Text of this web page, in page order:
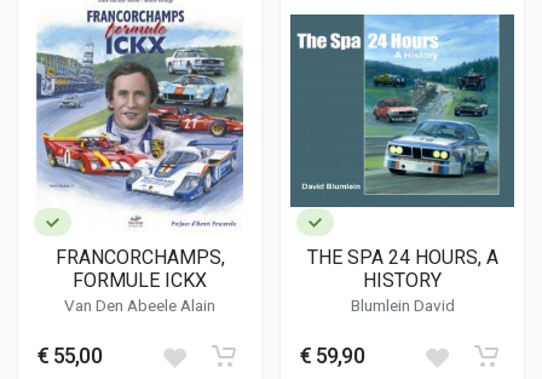
FRANCORCHAMPS,
FORMULE ICKX
Van Den Abeele Alain
€ 55,00
THE SPA 24 HOURS, A
HISTORY
Blumlein David
€ 59,90